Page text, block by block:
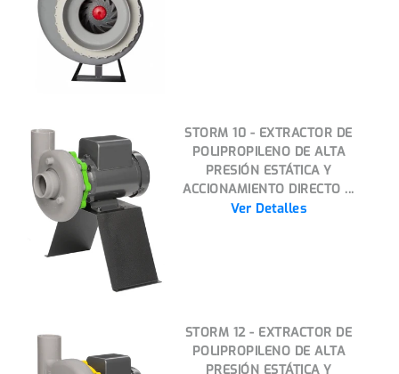
STORM 10 - EXTRACTOR DE
POLIPROPILENO DE ALTA
PRESIÓN ESTÁTICA Y
ACCIONAMIENTO DIRECTO ...
Ver Detalles
STORM 12 - EXTRACTOR DE
POLIPROPILENO DE ALTA
PRESIÓN ESTÁTICA Y